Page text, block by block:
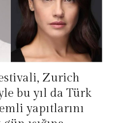
Zurich
bu yıl da Türk
yapıtlarını